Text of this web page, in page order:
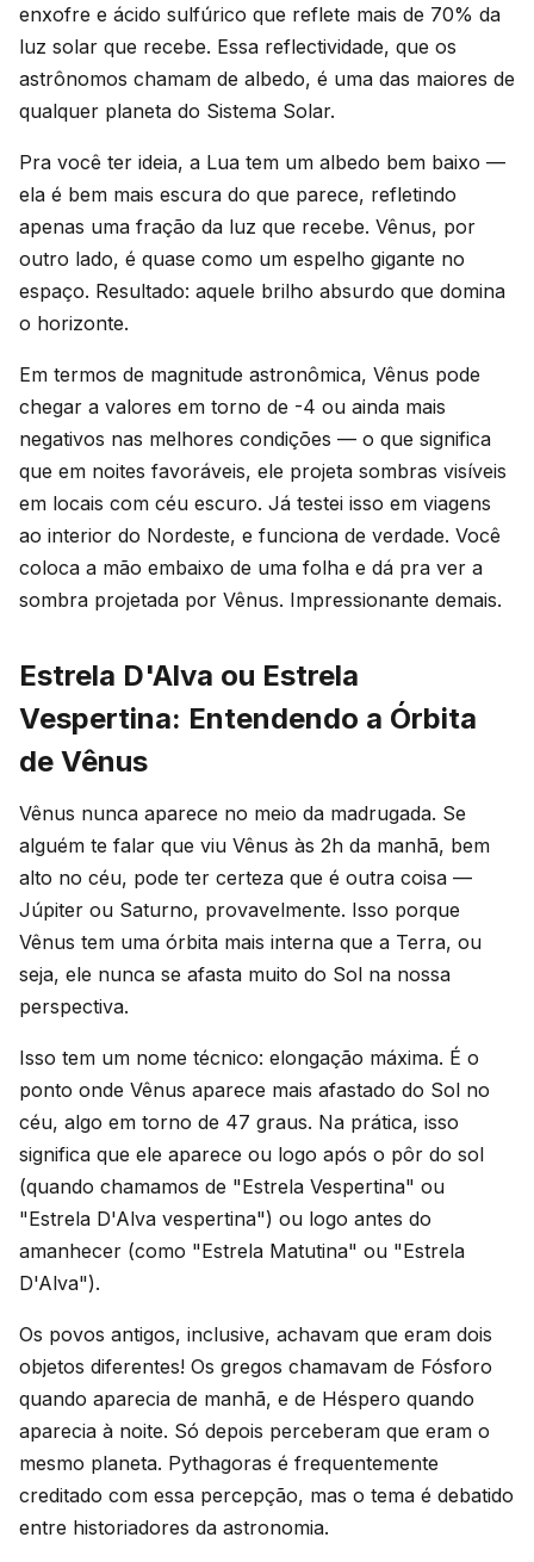
enxofre e ácido sulfúrico que reflete mais de 70% da
luz solar que recebe. Essa reflectividade, que os
astrônomos chamam de albedo, é uma das maiores de
qualquer planeta do Sistema Solar.
Pra você ter ideia, a Lua tem um albedo bem baixo —
ela é bem mais escura do que parece, refletindo
apenas uma fração da luz que recebe. Vênus, por
outro lado, é quase como um espelho gigante no
espaço. Resultado: aquele brilho absurdo que domina
o horizonte.
Em termos de magnitude astronômica, Vênus pode
chegar a valores em torno de -4 ou ainda mais
negativos nas melhores condições — o que significa
que em noites favoráveis, ele projeta sombras visíveis
em locais com céu escuro. Já testei isso em viagens
ao interior do Nordeste, e funciona de verdade. Você
coloca a mão embaixo de uma folha e dá pra ver a
sombra projetada por Vênus. Impressionante demais.
Estrela D'Alva ou Estrela
Vespertina: Entendendo a Órbita
de Vênus
Vênus nunca aparece no meio da madrugada. Se
alguém te falar que viu Vênus às 2h da manhã, bem
alto no céu, pode ter certeza que é outra coisa —
Júpiter ou Saturno, provavelmente. Isso porque
Vênus tem uma órbita mais interna que a Terra, ou
seja, ele nunca se afasta muito do Sol na nossa
perspectiva.
Isso tem um nome técnico: elongação máxima. É o
ponto onde Vênus aparece mais afastado do Sol no
céu, algo em torno de 47 graus. Na prática, isso
significa que ele aparece ou logo após o pôr do sol
(quando chamamos de "Estrela Vespertina" ou
"Estrela D'Alva vespertina") ou logo antes do
amanhecer (como "Estrela Matutina" ou "Estrela
D'Alva").
Os povos antigos, inclusive, achavam que eram dois
objetos diferentes! Os gregos chamavam de Fósforo
quando aparecia de manhã, e de Héspero quando
aparecia à noite. Só depois perceberam que eram o
mesmo planeta. Pythagoras é frequentemente
creditado com essa percepção, mas o tema é debatido
entre historiadores da astronomia.